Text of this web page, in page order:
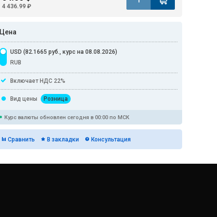
4 436.99 ₽
Цена
USD (82.1665 руб., курс на 08.08.2026)
RUB
Включает НДС 22%
Вид цены Розница
Курс валюты обновлен сегодня в 00:00 по МСК
Сравнить В закладки Консультация